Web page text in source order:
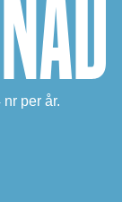
per år.